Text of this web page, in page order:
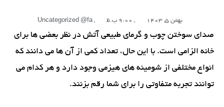
بهمن 5, 1403 , 9:00 ب.ظ ,
Uncategorized @fa
صدای سوختن چوب و گرمای طبیعی آتش در نظر بعضی ها برای
خانه الزامی است. با این حال، تعداد کمی از آن ها می دانند که
انواع مختلفی از شومینه های هیزمی وجود دارد و هر کدام می
توانند تجربه متفاوتی را برای شما رقم بزنند.